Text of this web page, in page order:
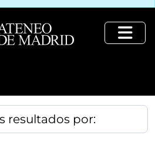
resultados por: